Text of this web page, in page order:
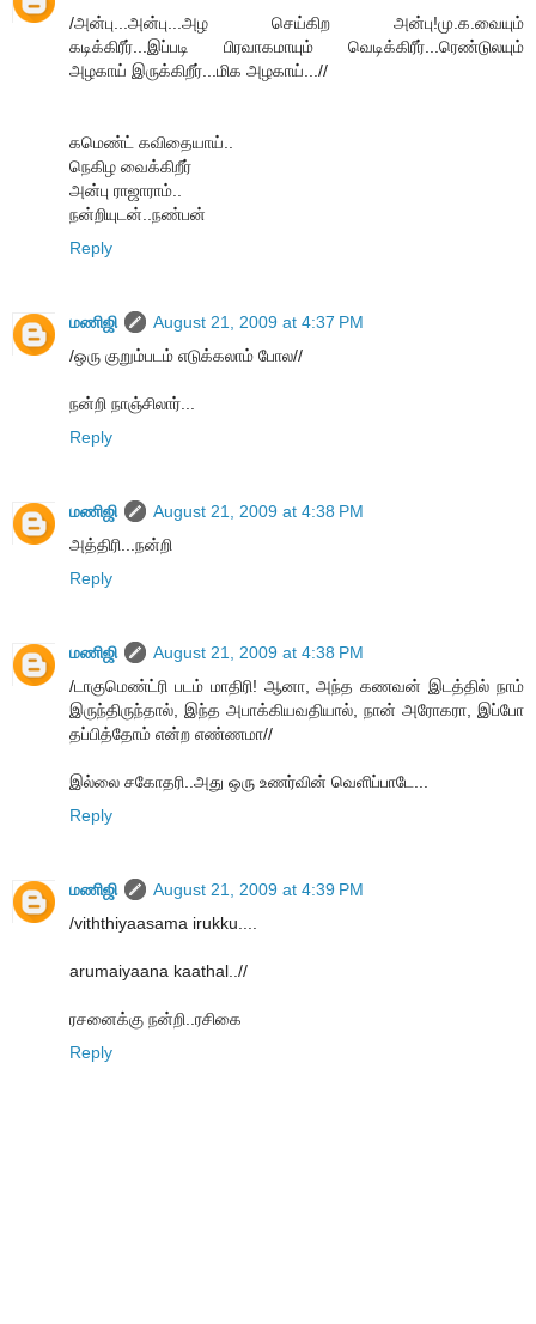
/அன்பு...அன்பு...அழ செய்கிற அன்பு!மு.க.வையும்
கடிக்கிரீர்...இப்படி பிரவாகமாயும் வெடிக்கிரீர்...ரெண்டுலயும்
அழகாய் இருக்கிறீர்...மிக அழகாய்...//
கமெண்ட் கவிதையாய்..
நெகிழ வைக்கிறீர்
அன்பு ராஜாராம்..
நன்றியுடன்..நண்பன்
Reply
மணிஜி
August 21, 2009 at 4:37 PM
/ஒரு குறும்படம் எடுக்கலாம் போல//
நன்றி நாஞ்சிலார்...
Reply
மணிஜி
August 21, 2009 at 4:38 PM
அத்திரி...நன்றி
Reply
மணிஜி
August 21, 2009 at 4:38 PM
/டாகுமெண்ட்ரி படம் மாதிரி! ஆனா, அந்த கணவன் இடத்தில் நாம்
இருந்திருந்தால், இந்த அபாக்கியவதியால், நான் அரோகரா, இப்போ
தப்பித்தோம் என்ற எண்ணமா//
இல்லை சகோதரி..அது ஒரு உணர்வின் வெளிப்பாடே...
Reply
மணிஜி
August 21, 2009 at 4:39 PM
/viththiyaasama irukku....
arumaiyaana kaathal..//
ரசனைக்கு நன்றி..ரசிகை
Reply